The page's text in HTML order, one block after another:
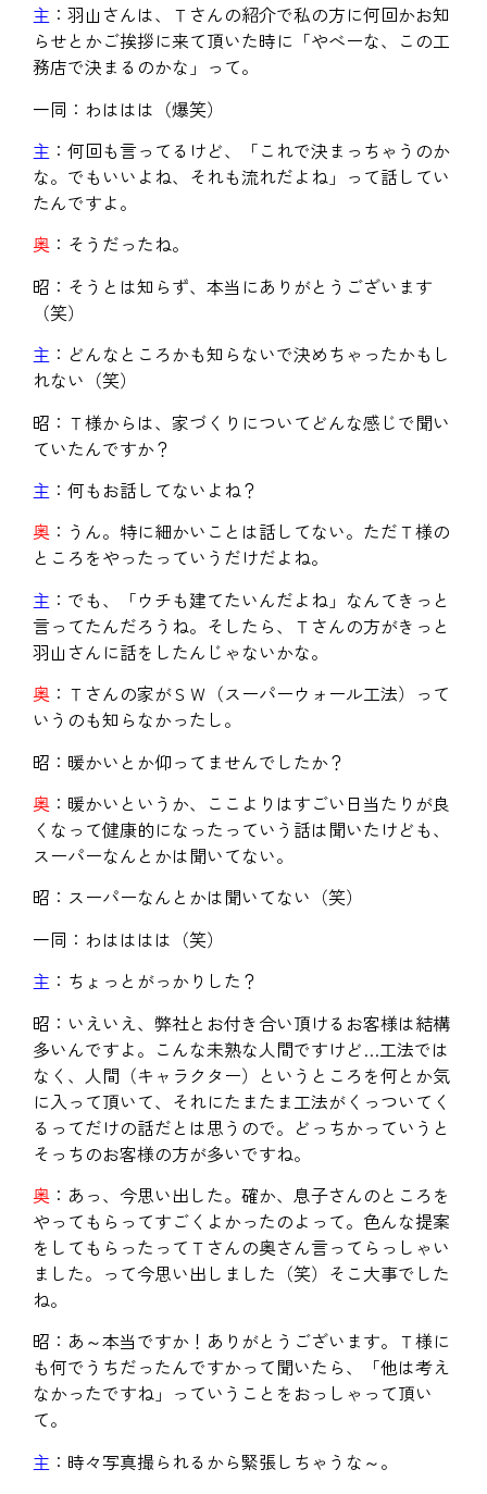
主 ：羽山さんは、Ｔさんの紹介で私の方に何回かお知
らせとかご挨拶に来て頂いた時に「やべーな、この工
務店で決まるのかな」って。
一同：わははは（爆笑）
主 ：何回も言ってるけど、「これで決まっちゃうのか
な。でもいいよね、それも流れだよね」って話してい
たんですよ。
奥 ：そうだったね。
昭：そうとは知らず、本当にありがとうございます
（笑）
主 ：どんなところかも知らないで決めちゃったかもし
れない（笑）
昭：Ｔ様からは、家づくりについてどんな感じで聞い
ていたんですか？
主 ：何もお話してないよね？
奥 ：うん。特に細かいことは話してない。ただＴ様の
ところをやったっていうだけだよね。
主 ：でも、「ウチも建てたいんだよね」なんてきっと
言ってたんだろうね。そしたら、Ｔさんの方がきっと
羽山さんに話をしたんじゃないかな。
奥 ：Ｔさんの家がＳＷ（スーパーウォール工法）って
いうのも知らなかったし。
昭：暖かいとか仰ってませんでしたか？
奥 ：暖かいというか、ここよりはすごい日当たりが良
くなって健康的になったっていう話は聞いたけども、
スーパーなんとかは聞いてない。
昭：スーパーなんとかは聞いてない（笑）
一同：わはははは（笑）
主 ：ちょっとがっかりした？
昭：いえいえ、弊社とお付き合い頂けるお客様は結構
多いんですよ。こんな未熟な人間ですけど…工法では
なく、人間（キャラクター）というところを何とか気
に入って頂いて、それにたまたま工法がくっついてく
るってだけの話だとは思うので。どっちかっていうと
そっちのお客様の方が多いですね。
奥 ：あっ、今思い出した。確か、息子さんのところを
やってもらってすごくよかったのよって。色んな提案
をしてもらったってＴさんの奥さん言ってらっしゃい
ました。って今思い出しました（笑）そこ大事でした
ね。
昭：あ～本当ですか！ありがとうございます。Ｔ様に
も何でうちだったんですかって聞いたら、「他は考え
なかったですね」っていうことをおっしゃって頂い
て。
主 ：時々写真撮られるから緊張しちゃうな～。